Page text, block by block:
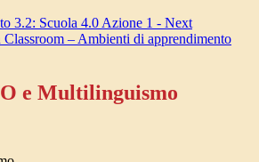
3.2: Scuola 4.0 Azione 1 - Next
Classroom – Ambienti di apprendimento
e Multilinguismo